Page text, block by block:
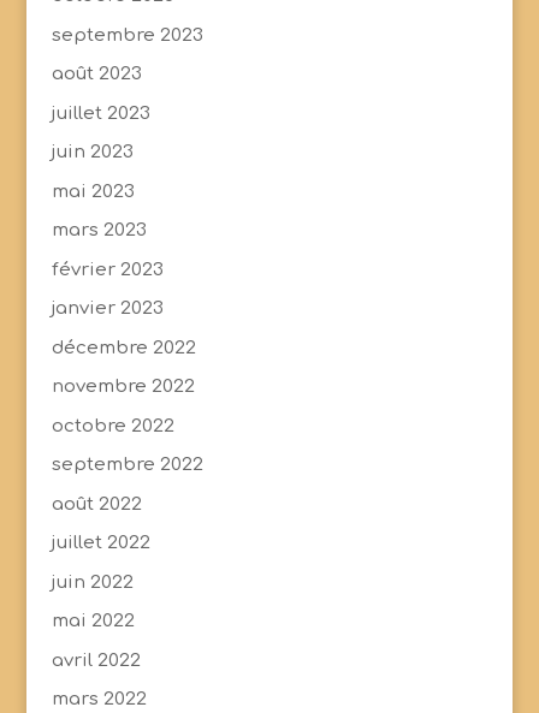
septembre 2023
août 2023
juillet 2023
juin 2023
mai 2023
mars 2023
février 2023
janvier 2023
décembre 2022
novembre 2022
octobre 2022
septembre 2022
août 2022
juillet 2022
juin 2022
mai 2022
avril 2022
mars 2022